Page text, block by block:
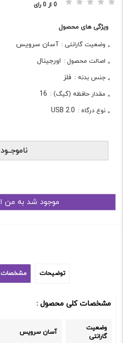
0 از 0 رای
ویژگی های محصول
وضعیت گارانتی : آسان سرویس
اصالت محصول : اورجینال
جنس بدنه : فلز
مقدار حافظه (گیگ) : 16
نوع درگاه : USB 2.0
ناموجــود
توضیحات مشخصات
مشخصات کلی محصول :
وضعیت
گارانتی
آسان سرویس